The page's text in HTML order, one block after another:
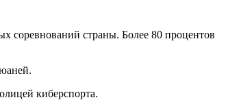
соревнований страны. Более 80 процентов
киберспорта.